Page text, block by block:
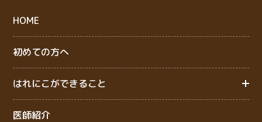
HOME
初めての方へ
はれにこができること
医師紹介